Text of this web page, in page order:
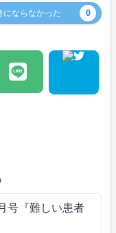
にならなかった 0
号『難しい患者